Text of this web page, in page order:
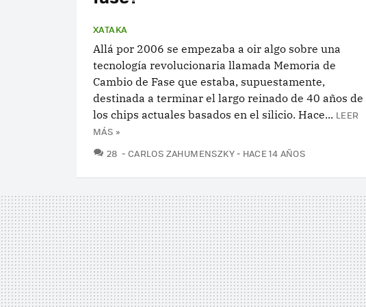
XATAKA
Allá por 2006 se empezaba a oir algo sobre una
tecnología revolucionaria llamada Memoria de
Cambio de Fase que estaba, supuestamente,
destinada a terminar el largo reinado de 40 años de
los chips actuales basados en el silicio. Hace... LEER
MÁS »
28 COMENTARIOS
CARLOS ZAHUMENSZKY HACE 14 AÑOS